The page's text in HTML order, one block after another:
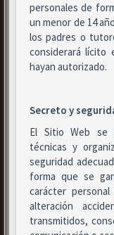
personales de
un menor de 14
los padres o
considerará lícito
hayan autorizado.
Secreto y
El Sitio Web se
técnicas y
seguridad
forma que se
carácter
alteración
transmitidos,